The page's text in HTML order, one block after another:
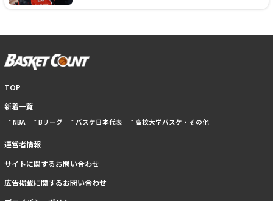
TOP
新着一覧
NBA Bリーグ バスケ日本代表 高校大学バスケ・その他
運営者情報
サイトに関するお問い合わせ
広告掲載に関するお問い合わせ